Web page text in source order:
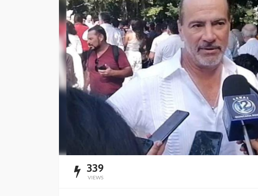
339
VIEWS
Cancún
Redacción 20 horas ago